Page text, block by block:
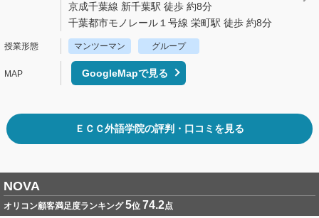
京成千葉線 新千葉駅 徒歩 約8分
千葉都市モノレール１号線 栄町駅 徒歩 約8分
マンツーマン グループ
GoogleMapで見る
ＥＣＣ外語学院の評判・口コミを見る
NOVA
オリコン顧客満足度ランキング5位 74.2点